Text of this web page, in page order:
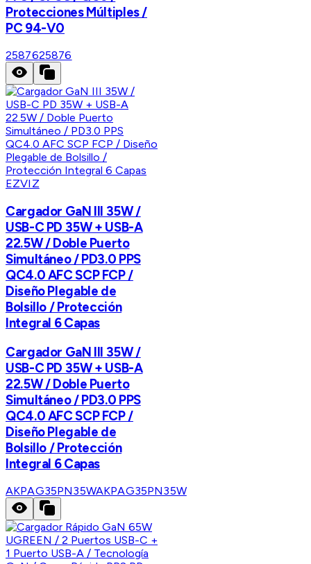
Protecciones Múltiples /
PC 94-V0
2587625876
EZVIZ
Cargador GaN III 35W /
USB-C PD 35W + USB-A
22.5W / Doble Puerto
Simultáneo / PD3.0 PPS
QC4.0 AFC SCP FCP /
Diseño Plegable de
Bolsillo / Protección
Integral 6 Capas
Cargador GaN III 35W /
USB-C PD 35W + USB-A
22.5W / Doble Puerto
Simultáneo / PD3.0 PPS
QC4.0 AFC SCP FCP /
Diseño Plegable de
Bolsillo / Protección
Integral 6 Capas
AKPAG35PN35WAKPAG35PN35W